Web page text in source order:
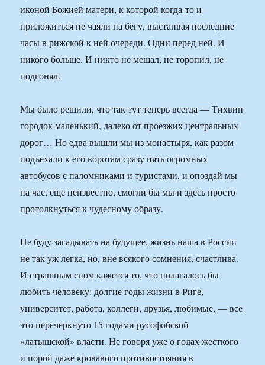
иконой Божией матери, к которой когда-то и
приложиться не чаяли на бегу, выстаивая последние
часы в рижской к ней очереди. Одни перед ней. И
никого больше. И никто не мешал, не торопил, не
подгонял.
Мы было решили, что так тут теперь всегда — Тихвин
городок маленький, далеко от проезжих центральных
дорог… Но едва вышли мы из монастыря, как разом
подъехали к его воротам сразу пять огромных
автобусов с паломниками и туристами, и опоздай мы
на час, еще неизвестно, смогли бы мы и здесь просто
протолкнуться к чудесному образу.
Не буду загадывать на будущее, жизнь наша в России
не так уж легка, но, вне всякого сомнения, счастлива.
И страшным сном кажется то, что полагалось бы
любить человеку: долгие годы жизни в Риге,
университет, работа, коллеги, друзья, любимые, — все
это перечеркнуто 15 годами русофобской
«латышской» власти. Не говоря уже о годах жесткого
и порой даже кровавого противостояния в